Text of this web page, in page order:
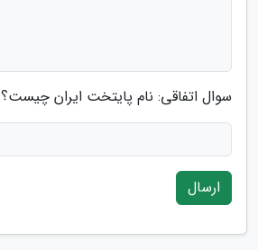
سوال اتفاقی: نام پایتخت ایران چیست؟
ارسال